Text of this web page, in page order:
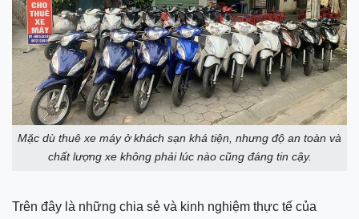
Mặc dù thuê xe máy ở khách sạn khá tiện, nhưng độ an toàn và
chất lượng xe không phải lúc nào cũng đáng tin cậy.
Trên đây là những chia sẻ và kinh nghiệm thực tế của